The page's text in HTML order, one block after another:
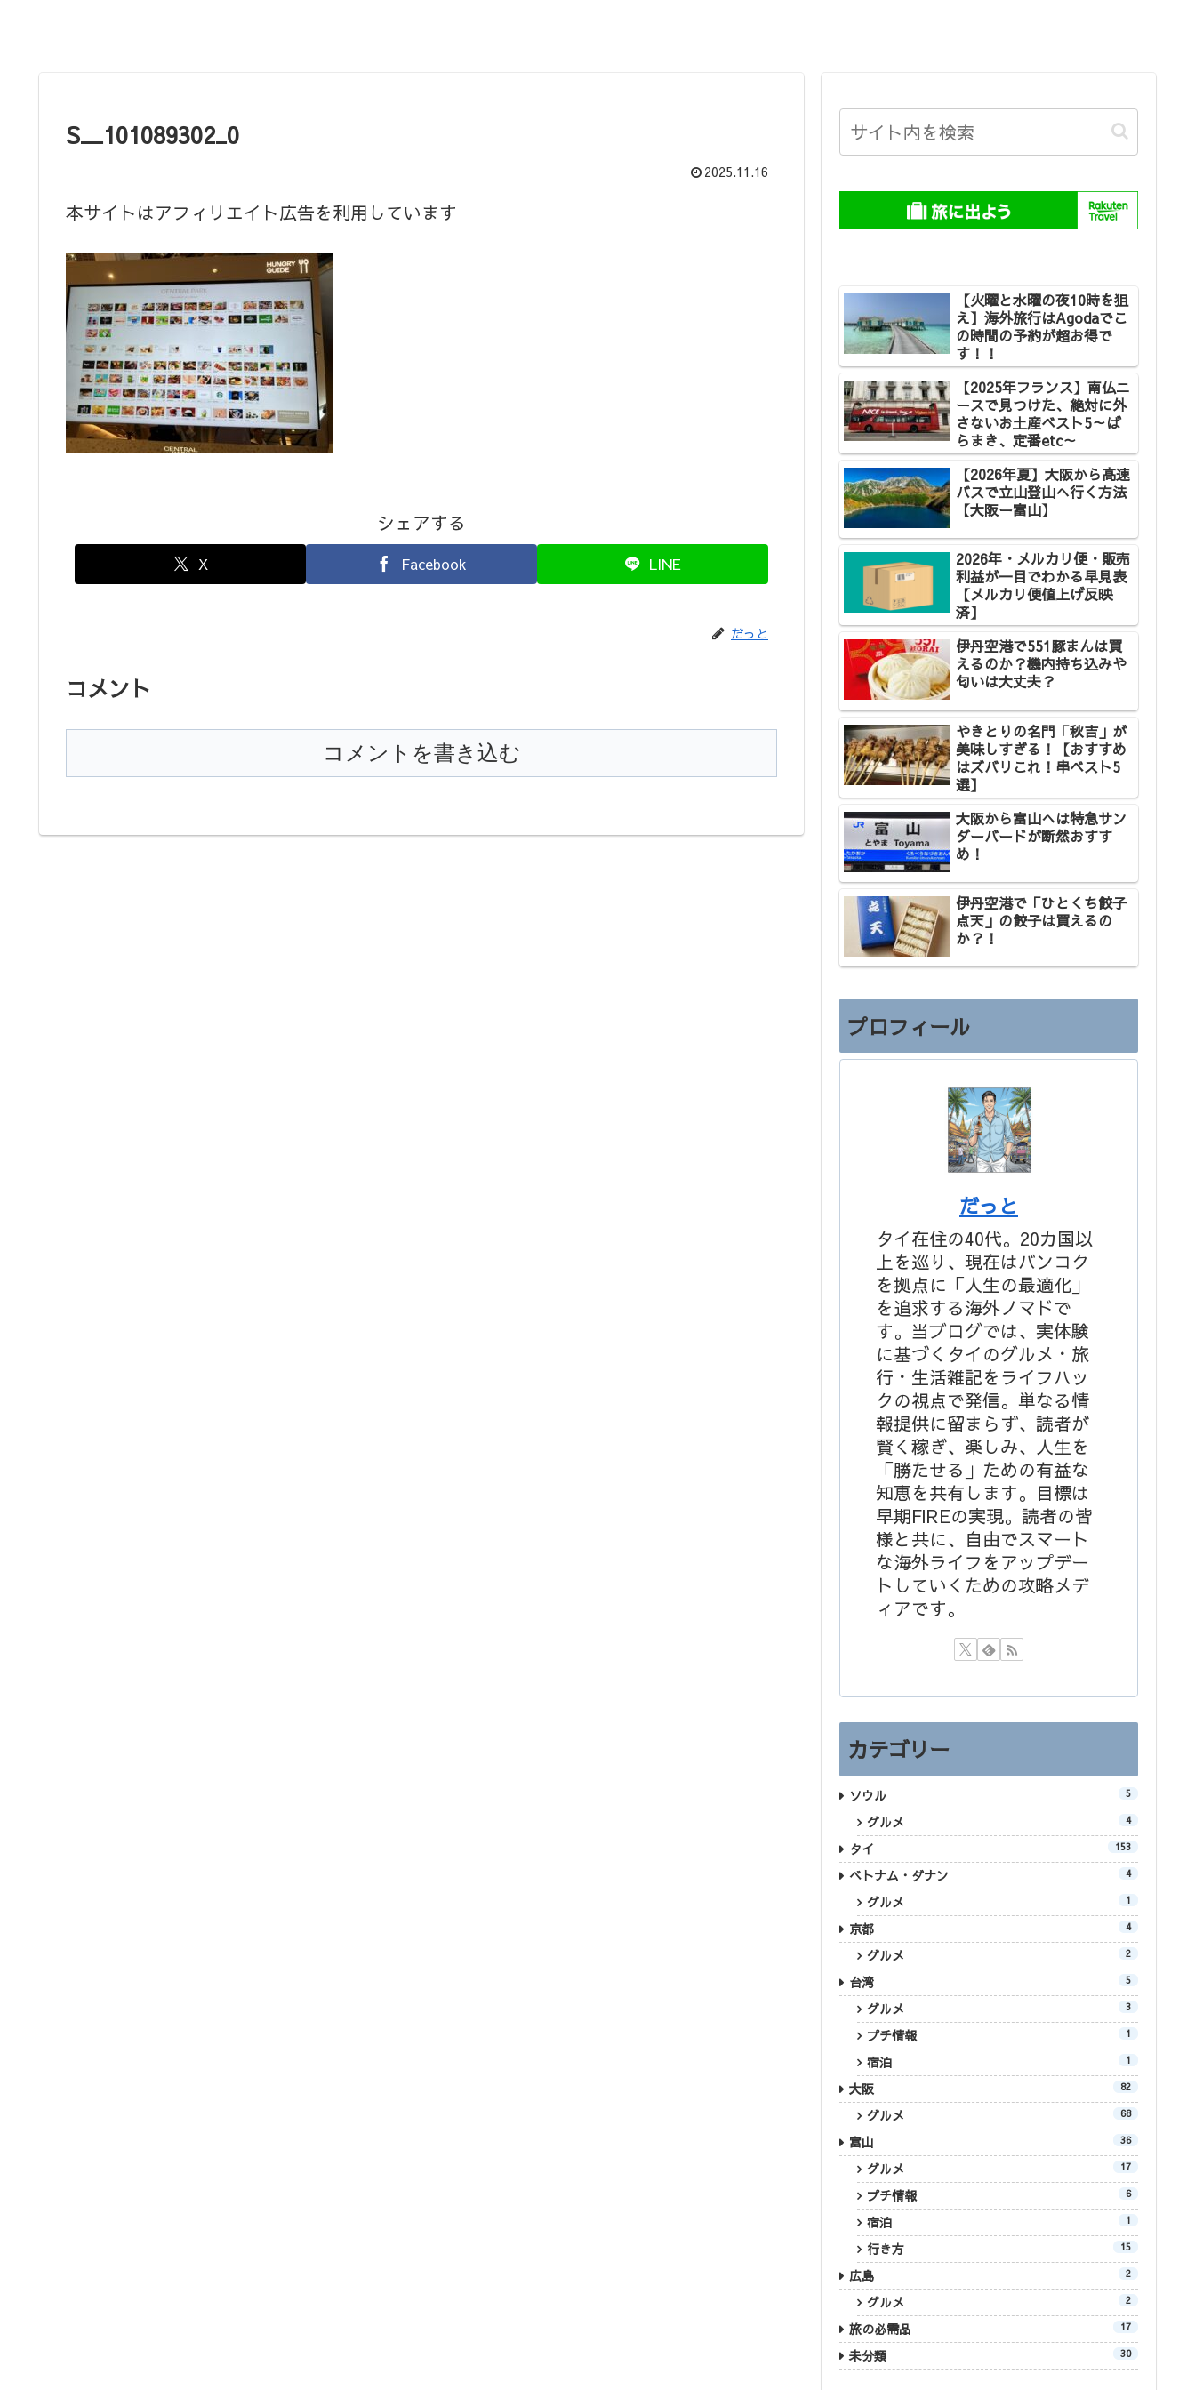
S__101089302_0
2025.11.16
本サイトはアフィリエイト広告を利用しています
シェアする
X Facebook LINE
だっと
コメント
コメントを書き込む
【火曜と水曜の夜10時を狙
え】海外旅行はAgodaでこ
の時間の予約が超お得で
す！！
【2025年フランス】南仏ニ
ースで見つけた、絶対に外
さないお土産ベスト5～ば
らまき、定番etc～
【2026年夏】大阪から高速
バスで立山登山へ行く方法
【大阪ー富山】
2026年・メルカリ便・販売
利益が一目でわかる早見表
【メルカリ便値上げ反映
済】
伊丹空港で551豚まんは買
えるのか？機内持ち込みや
匂いは大丈夫？
やきとりの名門「秋吉」が
美味しすぎる！【おすすめ
はズバリこれ！串ベスト5
選】
大阪から富山へは特急サン
ダーバードが断然おすす
め！
伊丹空港で「ひとくち餃子
点天」の餃子は買えるの
か？！
プロフィール
だっと
タイ在住の40代。20カ国以
上を巡り、現在はバンコク
を拠点に「人生の最適化」
を追求する海外ノマドで
す。当ブログでは、実体験
に基づくタイのグルメ・旅
行・生活雑記をライフハッ
クの視点で発信。単なる情
報提供に留まらず、読者が
賢く稼ぎ、楽しみ、人生を
「勝たせる」ための有益な
知恵を共有します。目標は
早期FIREの実現。読者の皆
様と共に、自由でスマート
な海外ライフをアップデー
トしていくための攻略メデ
ィアです。
カテゴリー
ソウル 5
グルメ 4
タイ 153
ベトナム・ダナン 4
グルメ 1
京都 4
グルメ 2
台湾 5
グルメ 3
プチ情報 1
宿泊 1
大阪 82
グルメ 68
富山 36
グルメ 17
プチ情報 6
宿泊 1
行き方 15
広島 2
グルメ 2
旅の必需品 17
未分類 30